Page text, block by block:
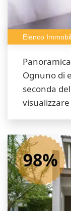
Elenco
Ognuno di
seconda